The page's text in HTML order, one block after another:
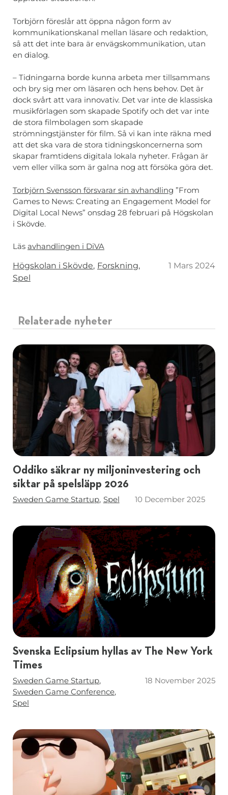
Torbjörn föreslår att öppna någon form av
kommunikationskanal mellan läsare och redaktion,
så att det inte bara är envägskommunikation, utan
en dialog.
– Tidningarna borde kunna arbeta mer tillsammans
och bry sig mer om läsaren och hens behov. Det är
dock svårt att vara innovativ. Det var inte de klassiska
musikförlagen som skapade Spotify och det var inte
de stora filmbolagen som skapade
strömningstjänster för film. Så vi kan inte räkna med
att det ska vara de stora tidningskoncernerna som
skapar framtidens digitala lokala nyheter. Frågan är
vem eller vilka som är galna nog att försöka göra det.
Torbjörn Svensson försvarar sin avhandling ”From
Games to News: Creating an Engagement Model for
Digital Local News” onsdag 28 februari på Högskolan
i Skövde.
Läs avhandlingen i DiVA
Taggar
Högskolan i Skövde Forskning
Spel
1 Mars 2024
Relaterade nyheter
Oddiko säkrar ny miljoninvestering och
siktar på spelsläpp 2026
Taggar
Sweden Game Startup Spel 10 December 2025
Svenska Eclipsium hyllas av The New York
Times
Taggar
Sweden Game Startup
Sweden Game Conference
Spel
18 November 2025